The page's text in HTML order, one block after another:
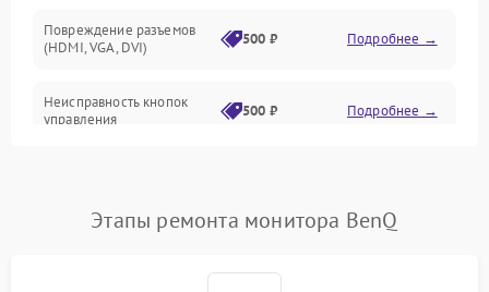
Повреждение разъемов
(HDMI, VGA, DVI)
500 ₽ Подробнее →
Неисправность кнопок
управления
500 ₽ Подробнее →
Повреждение кабеля
Подробнее →
Этапы ремонта монитора BenQ